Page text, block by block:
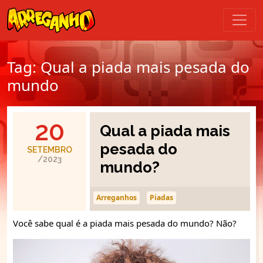
Tag:Qual a piada mais pesada do
mundo
20
SETEMBRO
/2023
Qual a piada mais
pesada do
mundo?
Arreganhos Piadas
Você sabe qual é a piada mais pesada do mundo? Não?